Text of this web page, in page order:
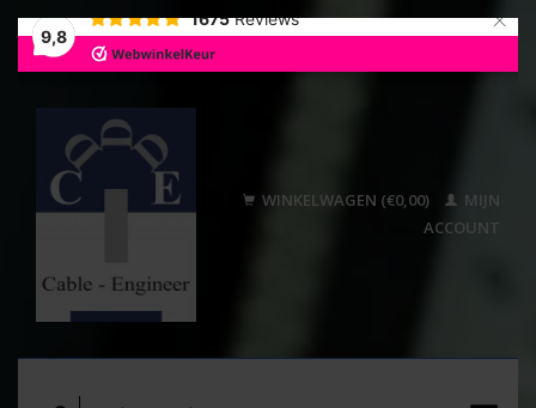
9,8
1675 Reviews ×
WINKELWAGEN (€0,00)
MIJN
ACCOUNT